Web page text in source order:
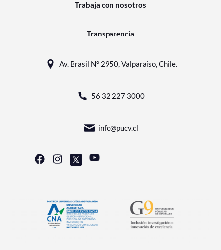
Trabaja con nosotros
Transparencia
Av. Brasil N° 2950, Valparaíso, Chile.
56 32 227 3000
info@pucv.cl